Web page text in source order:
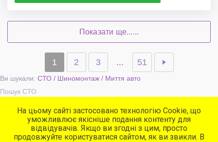
Показати ще......
1 2 3 ... 51
Ви шукали: СТО / Шиномонтаж / Миття авто
Пошук СТО
Популярні сервіси
СТО
Автомийки
На цьому сайті застосовано технологію Cookie, що
уможливлює якісніше подання контенту для
відвідувачів. Якщо ви згодні з цим, просто
продовжуйте користуватися сайтом, як ви звикли. В